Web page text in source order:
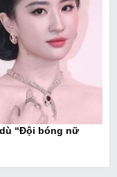
“Đội bóng nữ